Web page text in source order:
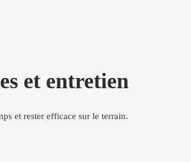
et entretien
et rester efficace sur le terrain.